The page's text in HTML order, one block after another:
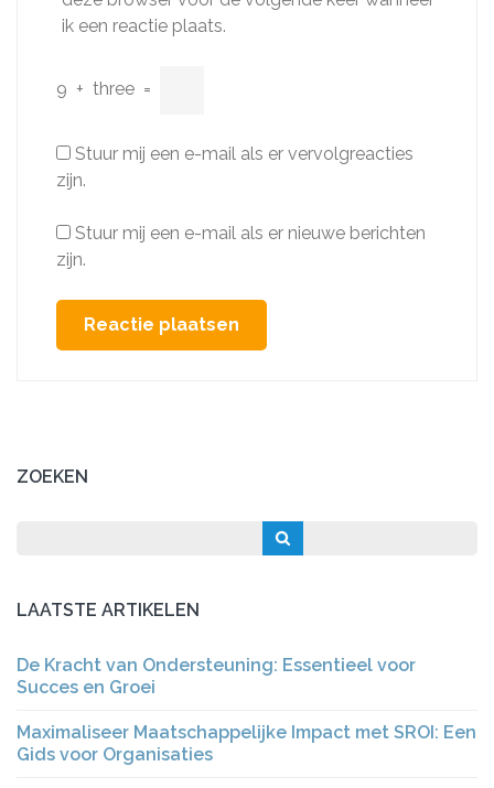
ik een reactie plaats.
9 + three =
Stuur mij een e-mail als er vervolgreacties
zijn.
Stuur mij een e-mail als er nieuwe berichten
zijn.
ZOEKEN
LAATSTE ARTIKELEN
De Kracht van Ondersteuning: Essentieel voor
Succes en Groei
Maximaliseer Maatschappelijke Impact met SROI: Een
Gids voor Organisaties